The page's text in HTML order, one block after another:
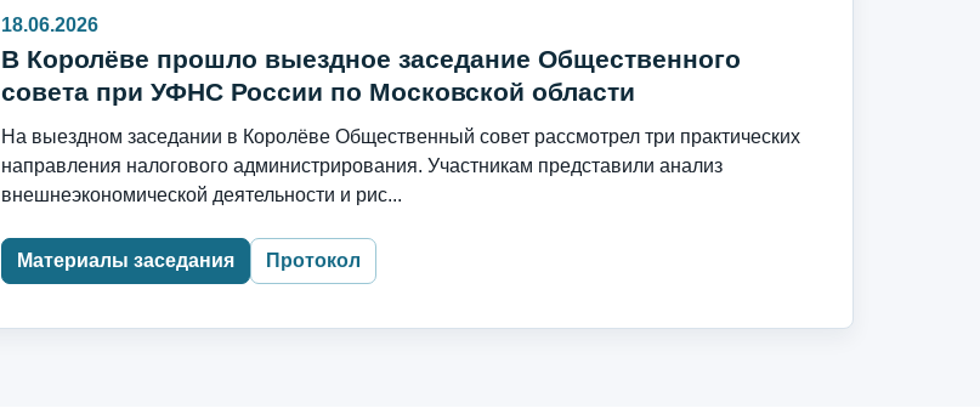
18.06.2026
В Королёве прошло выездное заседание Общественного
совета при УФНС России по Московской области
На выездном заседании в Королёве Общественный совет рассмотрел три практических
направления налогового администрирования. Участникам представили анализ
внешнеэкономической деятельности и рис...
Материалы заседания Протокол